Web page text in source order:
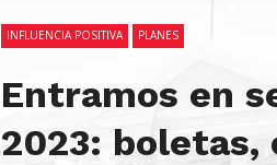
INFLUENCIA POSITIVA PLANES
Entramos en
2023: boletas,